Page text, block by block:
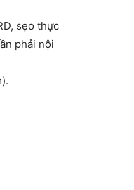
sẹo thực
phải nội